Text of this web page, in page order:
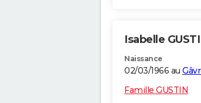
Isabelle
Naissance
02/03/1966 au
Famille GUSTIN